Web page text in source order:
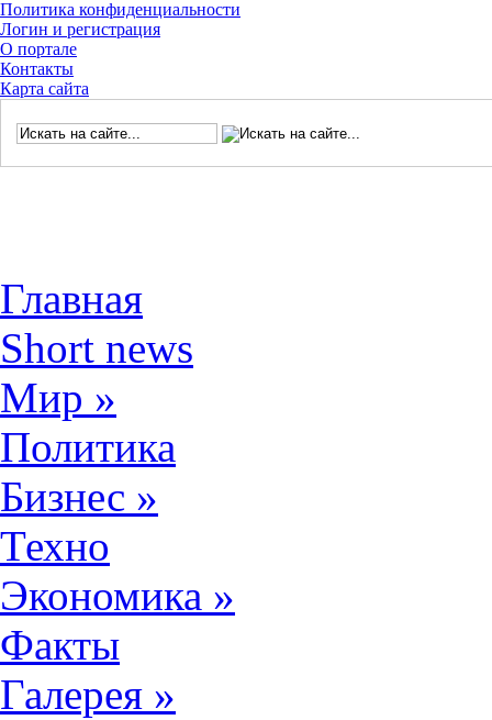
Политика конфиденциальности
Логин и регистрация
О портале
Контакты
Карта сайта
Главная
Short news
Мир »
Политика
Бизнес »
Техно
Экономика »
Факты
Галерея »